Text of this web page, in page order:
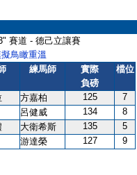
賽道 - 德己立讓賽
鳥瞰重溫
練馬師
實際
負磅
檔位
方嘉柏 125
7
呂健威 134
8
大衛希斯 135
5
游達榮 127 9